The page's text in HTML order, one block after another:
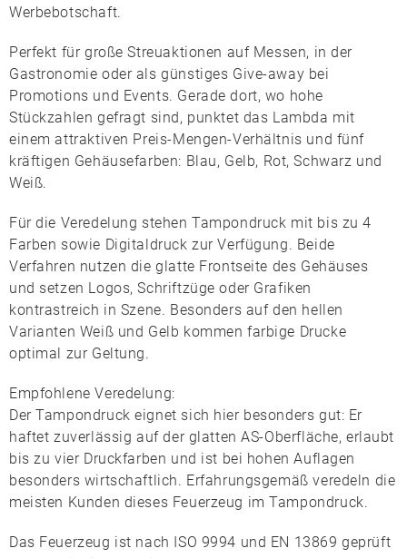
Werbebotschaft.
Perfekt für große Streuaktionen auf Messen, in der
Gastronomie oder als günstiges Give-away bei
Promotions und Events. Gerade dort, wo hohe
Stückzahlen gefragt sind, punktet das Lambda mit
einem attraktiven Preis-Mengen-Verhältnis und fünf
kräftigen Gehäusefarben: Blau, Gelb, Rot,Schwarz und
Weiß.
Für die Veredelung stehenTampondruck mit bis zu 4
Farben sowie Digitaldruck zur Verfügung. Beide
Verfahren nutzen die glatte Frontseite des Gehäuses
und setzen Logos, Schriftzüge oder Grafiken
kontrastreich in Szene. Besonders auf den hellen
Varianten Weiß und Gelb kommen farbige Drucke
optimal zur Geltung.
Empfohlene Veredelung:
DerTampondruck eignet sich hier besonders gut: Er
haftet zuverlässig auf der glatten AS-Oberfläche, erlaubt
bis zu vier Druckfarben und ist bei hohen Auflagen
besonders wirtschaftlich. Erfahrungsgemäß veredeln die
meisten Kunden dieses Feuerzeug im Tampondruck.
Das Feuerzeug ist nach ISO 9994 und EN 13869 geprüft